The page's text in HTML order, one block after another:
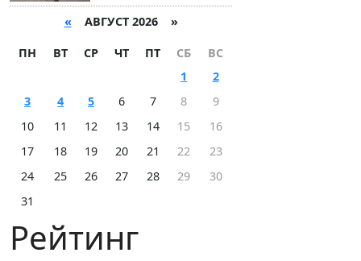
« АВГУСТ 2026 »
ПН ВТ СР ЧТ ПТ СБ
ВС
1
2
3
4 5 6 7 8
9
10
11 12 13 14 15
16
17
18 19 20 21 22
23
24
25 26 27 28 29
30
31
Рейтинг